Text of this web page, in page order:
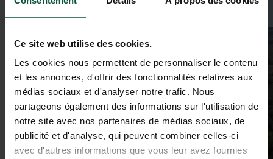
Ce site web utilise des cookies.
Les cookies nous permettent de personnaliser le contenu
et les annonces, d'offrir des fonctionnalités relatives aux
médias sociaux et d'analyser notre trafic. Nous
partageons également des informations sur l'utilisation de
notre site avec nos partenaires de médias sociaux, de
publicité et d'analyse, qui peuvent combiner celles-ci
avec d'autres informations que vous leur avez fournies